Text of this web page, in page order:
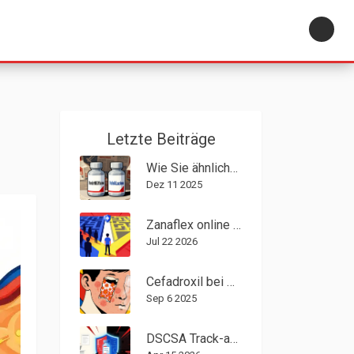
Letzte Beiträge
Wie Sie ähnliche Medikamentennamen auf Rezeptetiketten erkennen
Dez 11 2025
Zanaflex online kaufen: So geht's sicher, legal und günstig (2026)
Jul 22 2026
Cefadroxil bei Akne - Wirksamkeit, Anwendung und Risiken im Überblick
Sep 6 2025
DSCSA Track-and-Trace: So stoppt die Pharmaindustrie gefälschte Medikamente